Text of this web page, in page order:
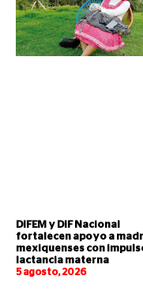
DIFEM y DIF Nacional
fortalecen apoyo a
mexiquenses con
lactancia materna
5 agosto, 2026